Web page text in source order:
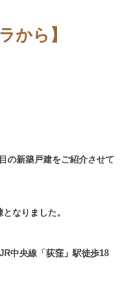
から】
の新築戸建をご紹介させて
なりました。
中央線「荻窪」駅徒歩18